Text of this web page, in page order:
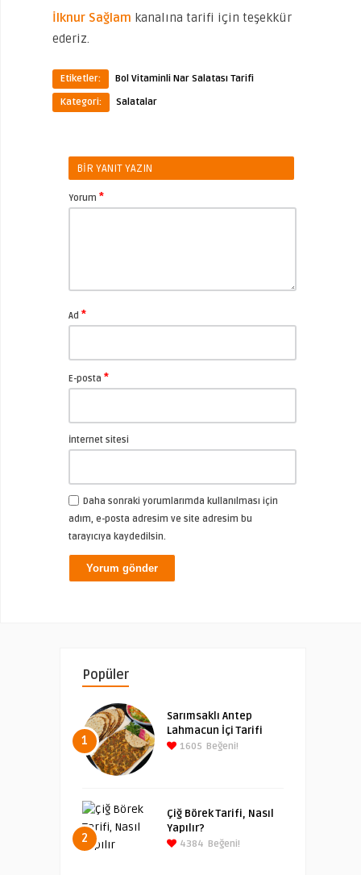
İlknur Sağlam kanalına tarifi için teşekkür
ederiz.
Etiketler:
Bol Vitaminli Nar Salatası Tarifi
Kategori:
Salatalar
BIR YANIT YAZIN
Yorum *
Ad *
E-posta *
İnternet sitesi
Daha sonraki yorumlarımda kullanılması için
adım, e-posta adresim ve site adresim bu
tarayıcıya kaydedilsin.
Popüler
1
Sarımsaklı Antep
Lahmacun İçi Tarifi
1605 Beğeni!
2
Çiğ Börek Tarifi, Nasıl
Yapılır?
4384 Beğeni!